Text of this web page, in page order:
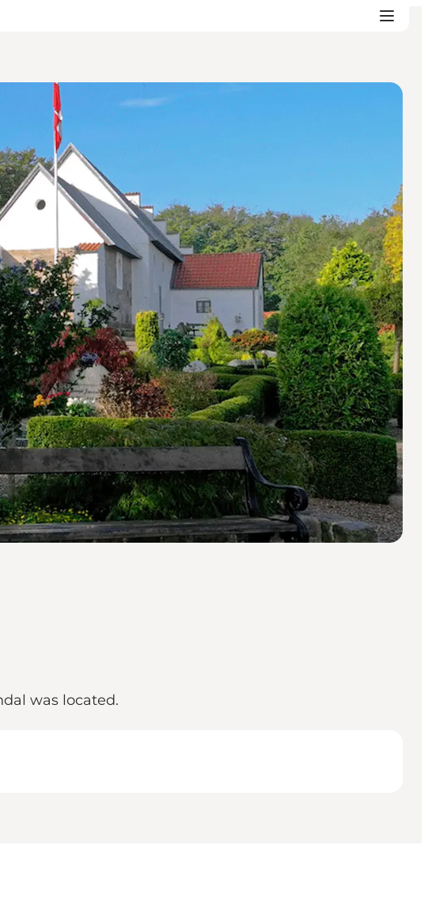
was located.